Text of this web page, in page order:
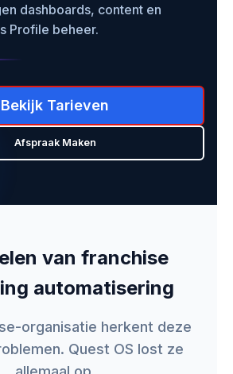
dashboards, content en
Profile beheer.
Bekijk Tarieven
Afspraak Maken
van franchise
automatisering
organisatie herkent deze
Quest OS lost ze